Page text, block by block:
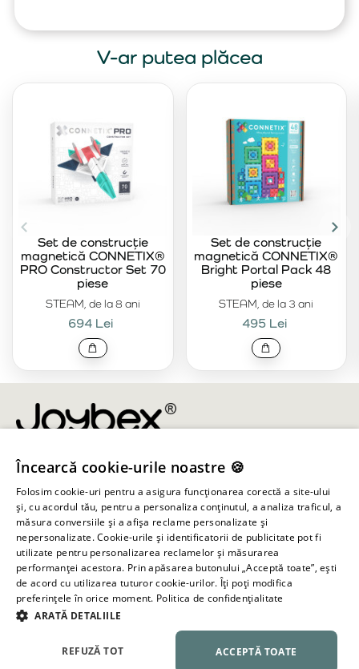
V-ar putea plăcea
STEAM, de la 8 ani
Set de construcție
magnetică CONNETIX®
PRO Constructor Set 70
piese
694 Lei
STEAM, de la 3 ani
Set de construcție
magnetică CONNETIX®
Bright Portal Pack 48
piese
495 Lei
info@joybex.ro
Linkuri utile
Cont
Informații despre magazin
Toate drepturile rezervate © 2026Joybex.ro
Încearcă cookie-urile noastre 🍪
Folosim cookie-uri pentru a asigura funcționarea corectă a site-ului
și, cu acordul tău, pentru a personaliza conținutul, a analiza traficul, a
măsura conversiile și a afișa reclame personalizate și
nepersonalizate. Cookie-urile și identificatorii de publicitate pot fi
utilizate pentru personalizarea reclamelor și măsurarea
performanței acestora. Prin apăsarea butonului „Acceptă toate”, ești
de acord cu utilizarea tuturor cookie-urilor. Îți poți modifica
preferințele în orice moment. Politica de confidențialitate
ARATĂ DETALIILE
ACCEPTĂ TOATE
REFUZĂ TOT